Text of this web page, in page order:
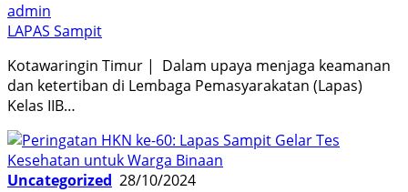
admin
LAPAS Sampit
Kotawaringin Timur | Dalam upaya menjaga keamanan
dan ketertiban di Lembaga Pemasyarakatan (Lapas)
Kelas IIB…
Uncategorized 28/10/2024